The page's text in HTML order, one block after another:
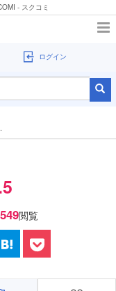
- スクコミ
ログイン
閲覧